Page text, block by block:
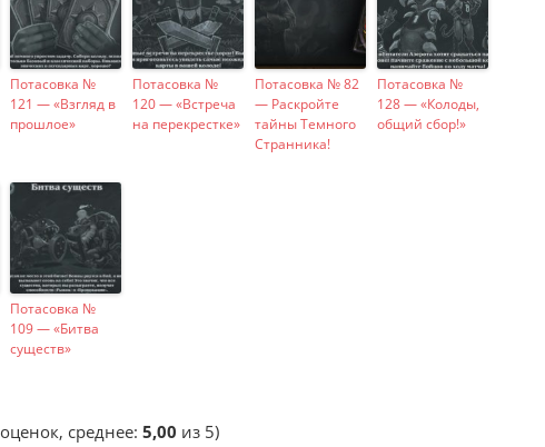
Потасовка №
121 — «Взгляд в
прошлое»
Потасовка №
120 — «Встреча
на перекрестке»
Потасовка № 82
— Раскройте
тайны Темного
Странника!
Потасовка №
128 — «Колоды,
общий сбор!»
Потасовка №
109 — «Битва
существ»
оценок, среднее: 5,00 из 5)